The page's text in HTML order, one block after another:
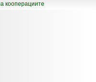
кооперациите